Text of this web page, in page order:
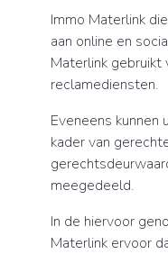
Immo Materlink
aan online en
Materlink gebruikt
reclamediensten.
Eveneens
kader van
meegedeeld.
In de hiervoor
Materlink ervoor